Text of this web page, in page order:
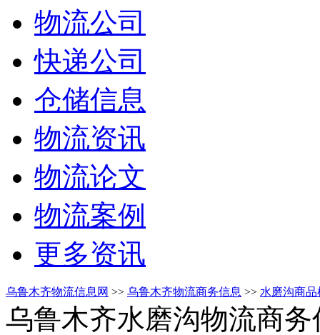
物流公司
快递公司
仓储信息
物流资讯
物流论文
物流案例
更多资讯
乌鲁木齐物流信息网 >> 乌鲁木齐物流商务信息 >> 水磨沟商
乌鲁木齐水磨沟物流商